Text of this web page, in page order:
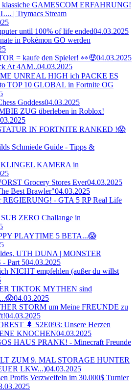
klassiche GAMESCOM ERFAHRUNG!
| Trymacs Stream
until 100% of life ended04.03.2025
in Pokémon GO werden
= kaufe den Spieler! 👀🤑04.03.2025
At 4AM..04.03.2025
UNREAL HIGH ich PACKE ES
TOP 10 GLOBAL in Fortnite OG
Goddess04.03.2025
ZUG überleben in Roblox!
IN FORTNITE RANKED !😱
Schmiede Guide - Tipps &
KAMERA in
Grocery Stores Ever04.03.2025
Best Brawler"04.03.2025
- GTA 5 RP Real Life
ZERO Challange in
PLAYTIME 5 BETA...😱
UTH DUNA | MONSTER
Part 504.03.2025
NICHT empfehlen (außer du willst
TIKTOK MYTHEN sind
04.03.2025
STORM um Meine FREUNDE zu
04.03.2025
🌲 S2E093: Unsere Herzen
KNOCHEN04.03.2025
HAUS PRANK! - Minecraft Freunde
ZUM 9. MAL STORAGE HUNTER
LKW...)04.03.2025
Profis Verzweifeln im 30.000$ Turnier